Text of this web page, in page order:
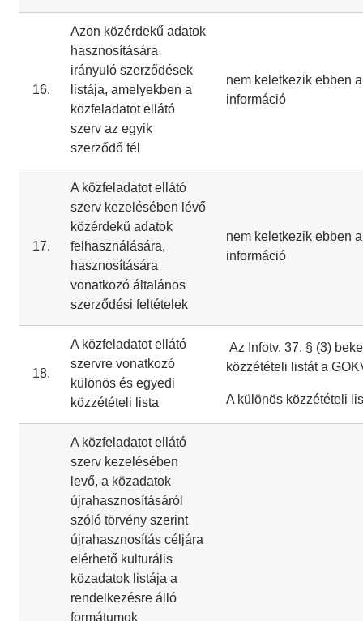
16.
Azon közérdekű adatok
hasznosítására
irányuló szerződések
listája, amelyekben a
közfeladatot ellátó
szerv az egyik
szerződő fél
nem keletkezik ebben
információ
17.
A közfeladatot ellátó
szerv kezelésében lévő
közérdekű adatok
felhasználására,
hasznosítására
vonatkozó általános
szerződési feltételek
nem keletkezik ebben
információ
18.
A közfeladatot ellátó
szervre vonatkozó
különös és egyedi
közzétételi lista
Az Infotv. 37. § (3)
közzétételi listát a
A különös közzétételi
A közfeladatot ellátó
szerv kezelésében
levő, a közadatok
újrahasznosításáról
szóló törvény szerint
újrahasznosítás céljára
elérhető kulturális
közadatok listája a
rendelkezésre álló
formátumok